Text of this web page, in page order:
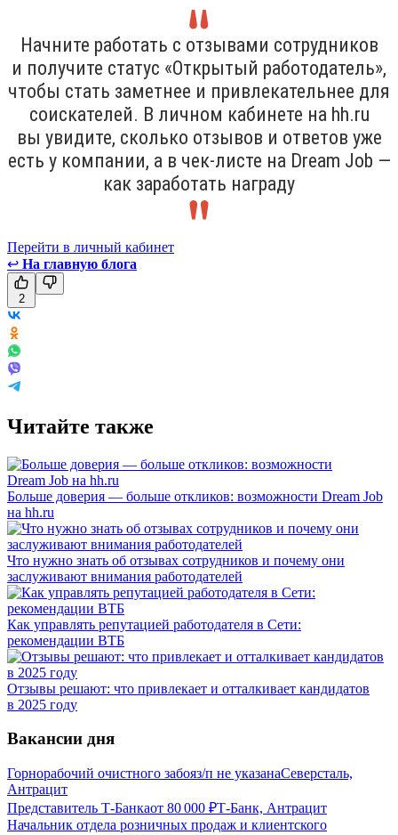
Начните работать с отзывами сотрудников
и получите статус «Открытый работодатель»,
чтобы стать заметнее и привлекательнее для
соискателей. В личном кабинете на hh.ru
вы увидите, сколько отзывов и ответов уже
есть у компании, а в чек-листе на Dream Job —
как заработать награду
Перейти в личный кабинет
↩ На главную блога
2
Читайте также
Больше доверия — больше откликов: возможности Dream Job
на hh.ru
Что нужно знать об отзывах сотрудников и почему они
заслуживают внимания работодателей
Как управлять репутацией работодателя в Сети:
рекомендации ВТБ
Отзывы решают: что привлекает и отталкивает кандидатов
в 2025 году
Вакансии дня
Горнорабочий очистного забояз/п не указанаСеверсталь,
Антрацит
Представитель Т-Банкаот 80 000 ₽Т-Банк, Антрацит
Начальник отдела розничных продаж и клиентского